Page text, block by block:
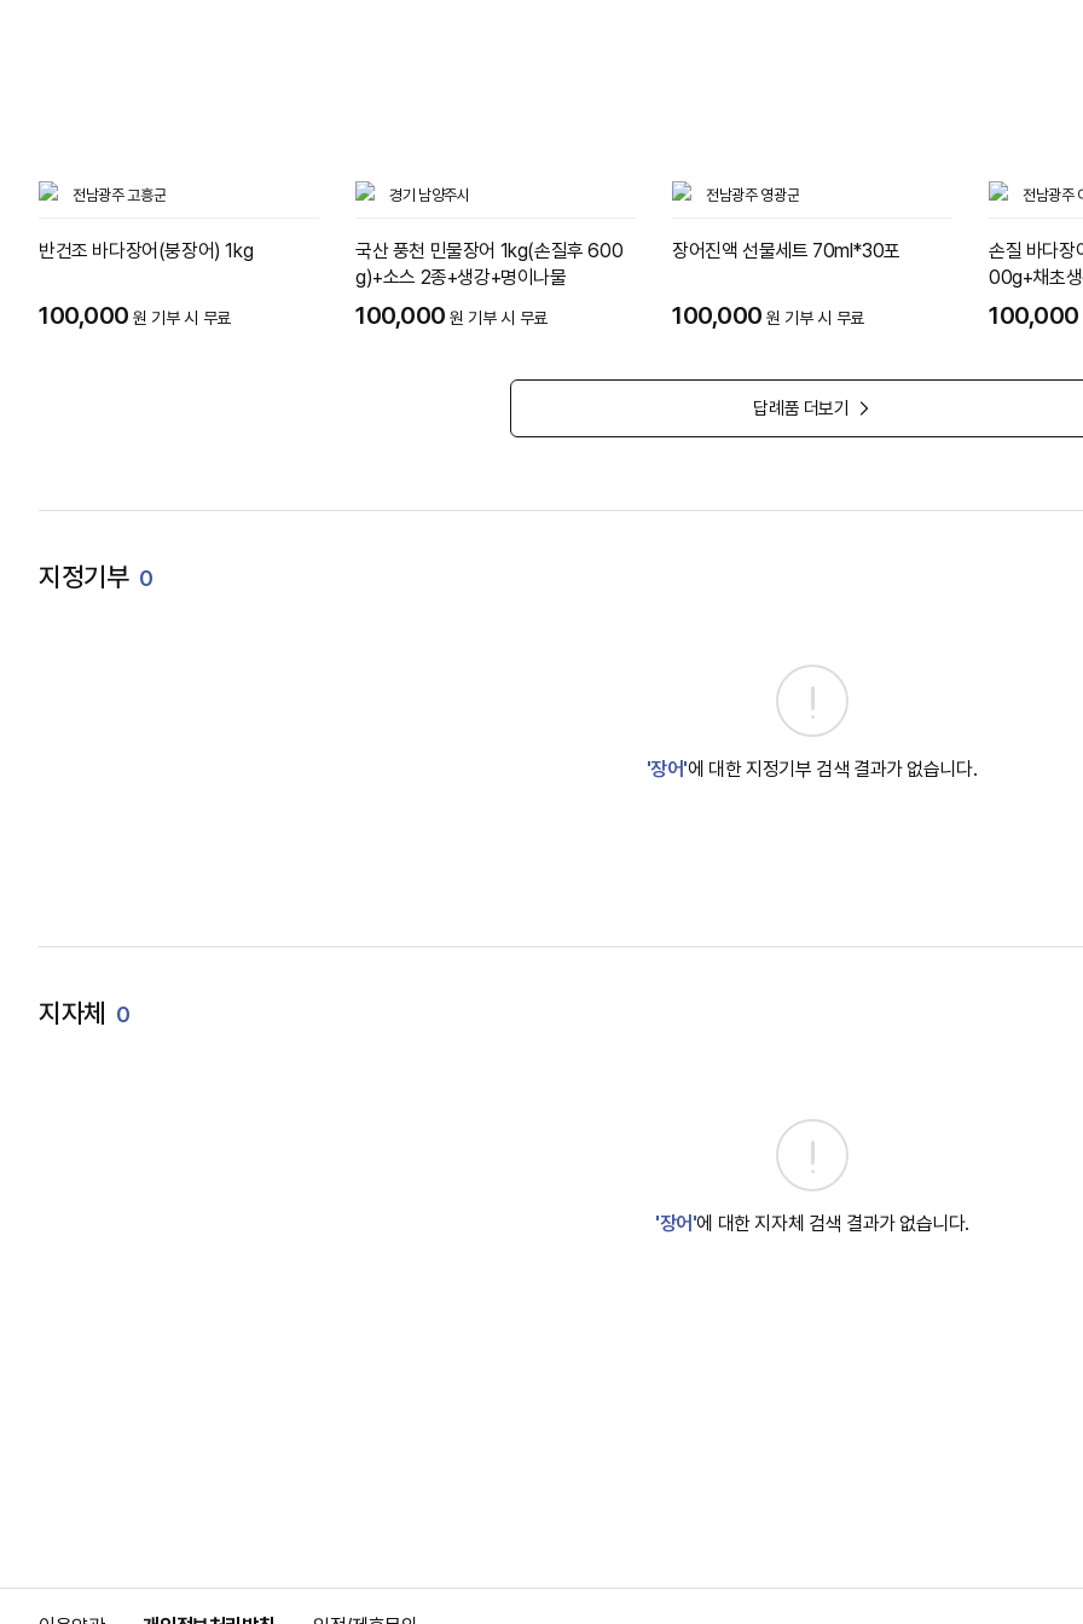
전남광주 고흥군
반건조 바다장어(붕장어) 1kg
100,000 원 기부 시 무료
경기 남양주시
국산 풍천 민물장어 1kg(손질후 600
g)+소스 2종+생강+명이나물
100,000 원 기부 시 무료
전남광주 영광군
장어진액 선물세트 70ml*30포
100,000 원 기부 시 무료
전남광주
손질 바다
00g+채초
100,000
답례품 더보기
지정기부 0
'장어'에 대한 지정기부 검색 결과가 없습니다.
지자체 0
'장어'에 대한 지자체 검색 결과가 없습니다.